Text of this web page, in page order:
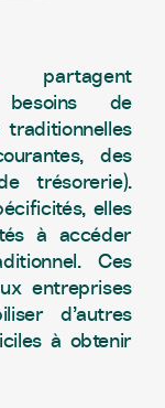
partagent
de
des
trésorerie).
elles
à accéder
Ces
entreprises
d’autres
à obtenir